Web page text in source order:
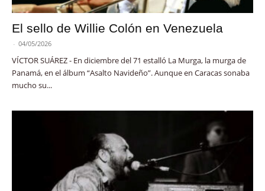
El sello de Willie Colón en Venezuela
- 04/05/2026
VÍCTOR SUÁREZ - En diciembre del 71 estalló La Murga, la murga de
Panamá, en el álbum “Asalto Navideño”. Aunque en Caracas sonaba
mucho su...